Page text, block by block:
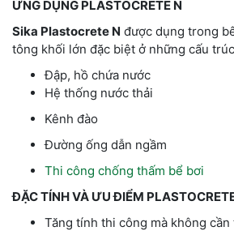
ỨNG DỤNG PLASTOCRETE N
Sika Plastocrete N được dụng trong
tông khối lớn đặc biệt ở những cấu
Đập, hồ chứa nước
Hệ thống nước thải
Kênh đào
Đường ống dẫn ngầm
Thi công chống thấm bể bơi
ĐẶC TÍNH VÀ ƯU ĐIỂM
Tăng tính thi công mà không